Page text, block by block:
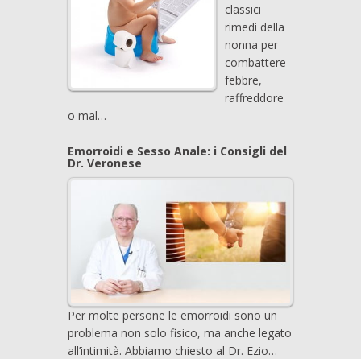
classici
rimedi della
nonna per
combattere
febbre,
raffreddore
o mal…
Emorroidi e Sesso Anale: i Consigli del
Dr. Veronese
Per molte persone le emorroidi sono un
problema non solo fisico, ma anche legato
all’intimità. Abbiamo chiesto al Dr. Ezio…